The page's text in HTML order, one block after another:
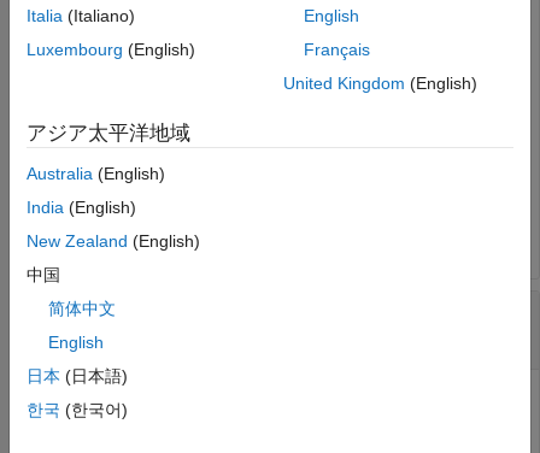
3 つの温度の相対温度比を決定します。
th = rrtheta([273.15 310.9278 373.15], 0.5, 1.4)
th = 1×3
異なる条件での温度に基づいて相対温度比を決
定する
Italia (Italiano)
Luxembourg (English)
English
Français
United Kingdom (English)
アジア太平洋地域
Australia (English)
India (English)
New Zealand (English)
中国
简体中文
English
日本 (日本語)
한국 (한국어)